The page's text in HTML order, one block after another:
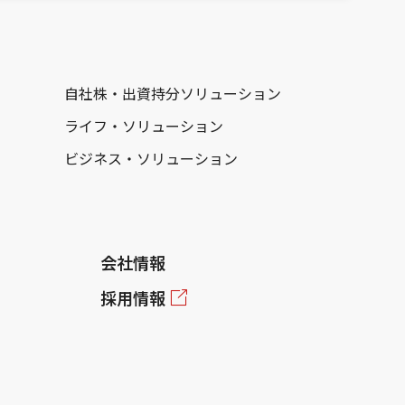
自社株・出資持分ソリューション
ライフ・ソリューション
ビジネス・ソリューション
会社情報
採用情報